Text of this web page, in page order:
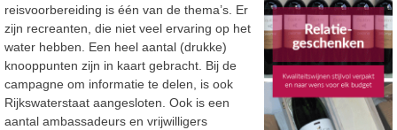
reisvoorbereiding is één van de thema’s. Er
zijn recreanten, die niet veel ervaring op het
water hebben. Een heel aantal (drukke)
knooppunten zijn in kaart gebracht. Bij de
campagne om informatie te delen, is ook
Rijkswaterstaat aangesloten. Ook is een
aantal ambassadeurs en vrijwilligers